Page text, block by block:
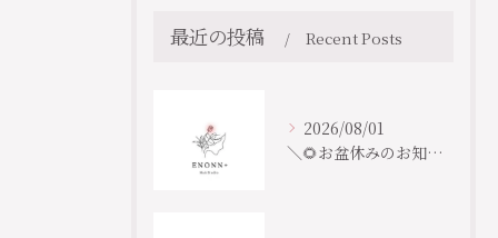
最近の投稿 Recent Posts
2026/08/01
＼🌻お盆休みのお知らせ🎐／